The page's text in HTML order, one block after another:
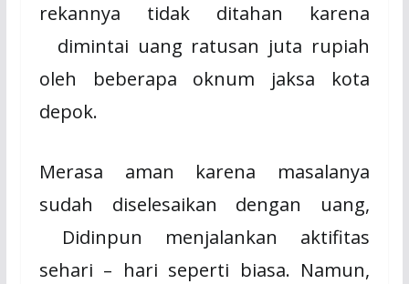
rekannya tidak ditahan karena
dimintai uang ratusan juta rupiah
oleh beberapa oknum jaksa kota
depok.
Merasa aman karena masalanya
sudah diselesaikan dengan uang,
Didinpun menjalankan aktifitas
sehari – hari seperti biasa. Namun,